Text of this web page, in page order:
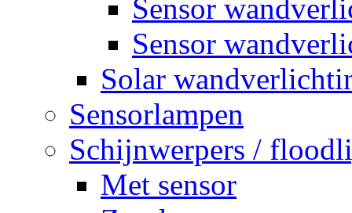
Sensor
Sensor
Solar
Sensorlampen
Schijnwerpers /
Met sensor